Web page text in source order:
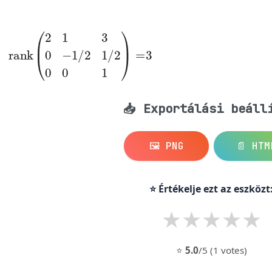
rank (2 1 0
-1/21/2 0 1) =
3
📥 Exportálási
🖼️ PNG 📄
⭐ Értékelje ezt az eszközt:
★★★★★
⭐ 5.0/5 (1 votes)